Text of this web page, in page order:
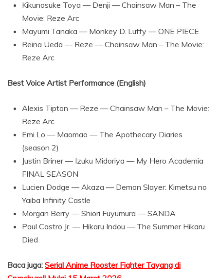
Kikunosuke Toya — Denji — Chainsaw Man – The
Movie: Reze Arc
Mayumi Tanaka — Monkey D. Luffy — ONE PIECE
Reina Ueda — Reze — Chainsaw Man – The Movie:
Reze Arc
Best Voice Artist Performance (English)
Alexis Tipton — Reze — Chainsaw Man – The Movie:
Reze Arc
Emi Lo — Maomao — The Apothecary Diaries
(season 2)
Justin Briner — Izuku Midoriya — My Hero Academia
FINAL SEASON
Lucien Dodge — Akaza — Demon Slayer: Kimetsu no
Yaiba Infinity Castle
Morgan Berry — Shiori Fuyumura — SANDA
Paul Castro Jr. — Hikaru Indou — The Summer Hikaru
Died
Baca juga: Serial Anime Rooster Fighter Tayang di